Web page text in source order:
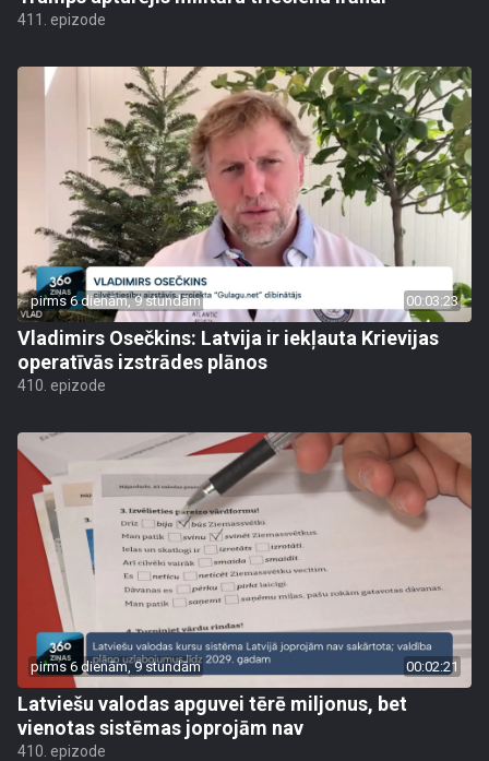
411. epizode
pirms 6 dienām, 9 stundām 00:03:23
Vladimirs Osečkins: Latvija ir iekļauta Krievijas
operatīvās izstrādes plānos
410. epizode
pirms 6 dienām, 9 stundām 00:02:21
Latviešu valodas apguvei tērē miljonus, bet
vienotas sistēmas joprojām nav
410. epizode